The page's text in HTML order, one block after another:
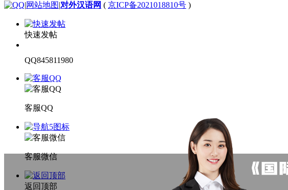
|网站地图|对外汉语网 ( 京ICP备2021018810号 )
快速发帖
QQ845811980
客服QQ
客服微信
返回顶部